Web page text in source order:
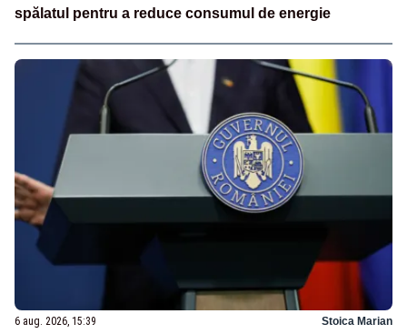
spălatul pentru a reduce consumul de energie
6 aug. 2026, 15:39 Stoica Marian